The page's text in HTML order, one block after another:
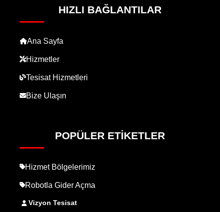
HIZLI BAĞLANTILAR
Ana Sayfa
Hizmetler
Tesisat Hizmetleri
Bize Ulaşın
POPÜLER ETIKETLER
Hizmet Bölgelerimiz
Robotla Gider Açma
Vizyon Tesisat